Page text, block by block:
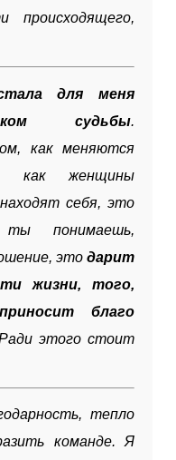
происходящего,
для меня
судьбы.
как меняются
как женщины
себя, это
понимаешь,
это дарит
жизни, того,
благо
этого стоит
тепло
команде. Я